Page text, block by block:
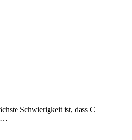
Schwierigkeit ist, dass C
…